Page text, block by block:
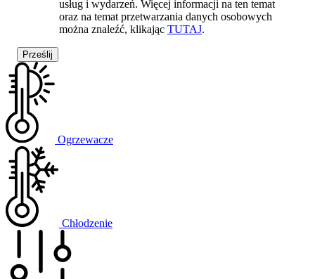
usług i wydarzeń. Więcej informacji na ten temat
oraz na temat przetwarzania danych osobowych
można znaleźć, klikając TUTAJ.
Ogrzewacze
Chłodzenie